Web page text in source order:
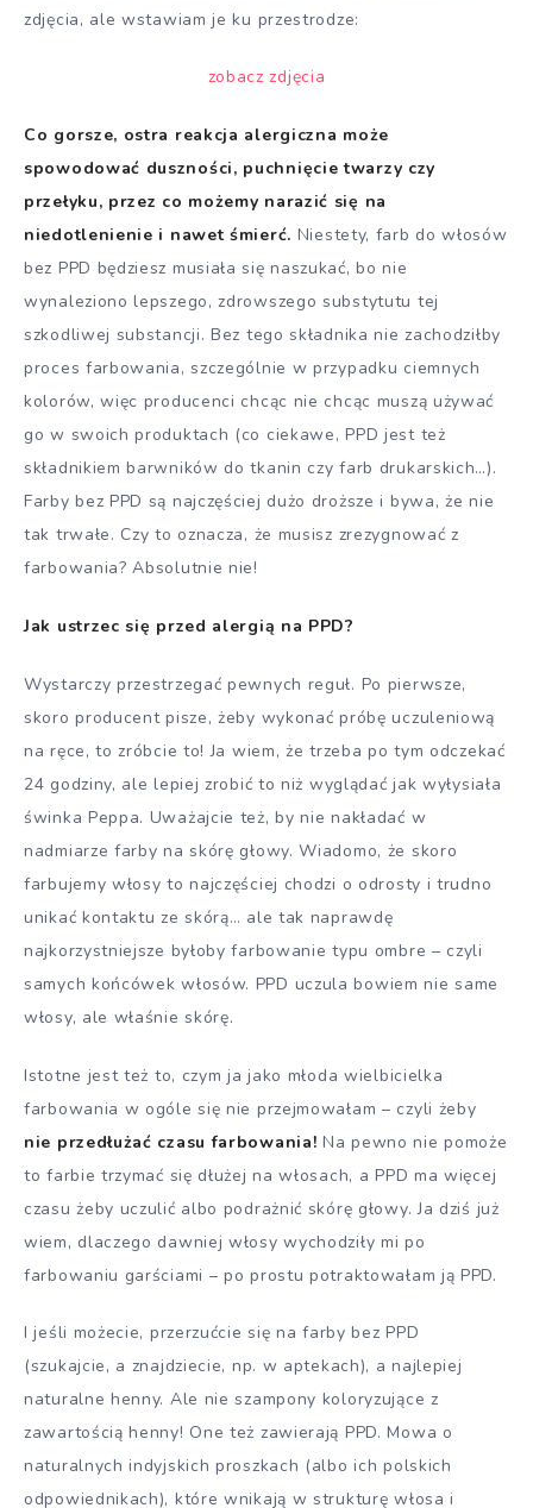
zdjęcia, ale wstawiam je ku przestrodze:
zobacz zdjęcia
Co gorsze, ostra reakcja alergiczna może
spowodować duszności, puchnięcie twarzy czy
przełyku, przez co możemy narazić się na
niedotlenienie i nawet śmierć. Niestety, farb do włosów
bez PPD będziesz musiała się naszukać, bo nie
wynaleziono lepszego, zdrowszego substytutu tej
szkodliwej substancji. Bez tego składnika nie zachodziłby
proces farbowania, szczególnie w przypadku ciemnych
kolorów, więc producenci chcąc nie chcąc muszą używać
go w swoich produktach (co ciekawe, PPD jest też
składnikiem barwników do tkanin czy farb drukarskich…).
Farby bez PPD są najczęściej dużo droższe i bywa, że nie
tak trwałe. Czy to oznacza, że musisz zrezygnować z
farbowania? Absolutnie nie!
Jak ustrzec się przed alergią na PPD?
Wystarczy przestrzegać pewnych reguł. Po pierwsze,
skoro producent pisze, żeby wykonać próbę uczuleniową
na ręce, to zróbcie to! Ja wiem, że trzeba po tym odczekać
24 godziny, ale lepiej zrobić to niż wyglądać jak wyłysiała
świnka Peppa. Uważajcie też, by nie nakładać w
nadmiarze farby na skórę głowy. Wiadomo, że skoro
farbujemy włosy to najczęściej chodzi o odrosty i trudno
unikać kontaktu ze skórą… ale tak naprawdę
najkorzystniejsze byłoby farbowanie typu ombre – czyli
samych końcówek włosów. PPD uczula bowiem nie same
włosy, ale właśnie skórę.
Istotne jest też to, czym ja jako młoda wielbicielka
farbowania w ogóle się nie przejmowałam – czyli żeby
nie przedłużać czasu farbowania! Na pewno nie pomoże
to farbie trzymać się dłużej na włosach, a PPD ma więcej
czasu żeby uczulić albo podrażnić skórę głowy. Ja dziś już
wiem, dlaczego dawniej włosy wychodziły mi po
farbowaniu garściami – po prostu potraktowałam ją PPD.
I jeśli możecie, przerzućcie się na farby bez PPD
(szukajcie, a znajdziecie, np. w aptekach), a najlepiej
naturalne henny. Ale nie szampony koloryzujące z
zawartością henny! One też zawierają PPD. Mowa o
naturalnych indyjskich proszkach (albo ich polskich
odpowiednikach), które wnikają w strukturę włosa i